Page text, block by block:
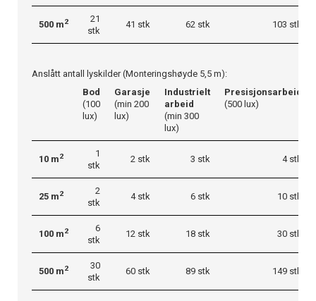
500 m2
21
stk
41 stk 62 stk 103 stk
Anslått antall lyskilder (Monteringshøyde 5,5 m):
Bod
(100
lux)
Garasje
(min 200
lux)
Industrielt
arbeid
(min 300
lux)
Presisjonsarbeid
(500 lux)
10 m2
1
stk
2 stk 3 stk 4 stk
25 m2
2
stk
4 stk 6 stk 10 stk
100 m2
6
stk
12 stk 18 stk 30 stk
500 m2
30
stk
60 stk 89 stk 149 stk